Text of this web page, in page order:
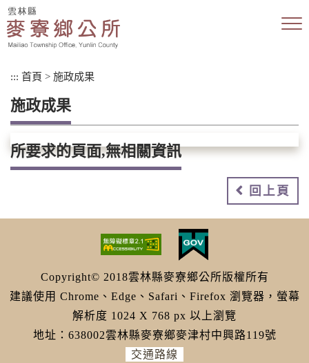
跳
到
主
::: 首頁 > 施政成果
施政成果
所要求的頁面,無相關資訊
回上頁
Copyright© 2018雲林縣麥寮鄉公所版權所有
建議使用 Chrome、Edge、Safari、Firefox 瀏覽器，螢幕
解析度 1024 X 768 px 以上瀏覽
地址：638002雲林縣麥寮鄉麥津村中興路119號
交通路線